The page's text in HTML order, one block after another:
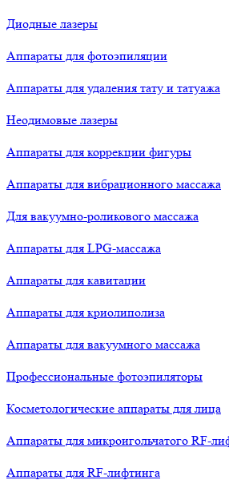
Диодные лазеры
Аппараты для фотоэпиляции
Аппараты для удаления тату и татуажа
Неодимовые лазеры
Аппараты для коррекции фигуры
Аппараты для вибрационного массажа
Для вакуумно-роликового массажа
Аппараты для LPG-массажа
Аппараты для кавитации
Аппараты для криолиполиза
Аппараты для вакуумного массажа
Профессиональные фотоэпиляторы
Косметологические аппараты для лица
Аппараты для микроигольчатого RF-
Аппараты для RF-лифтинга